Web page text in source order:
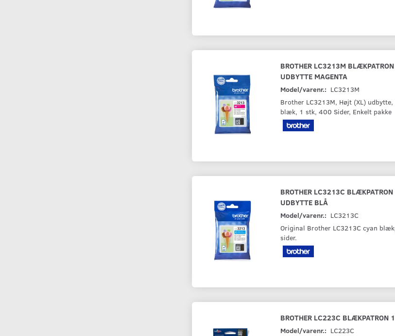
BROTHER LC3213M
UDBYTTE MAGENTA
Model/varenr.: LC3213M
Brother LC3213M, Højt (XL)
blæk, 1 stk, 400 Sider, Enkelt pakke
BROTHER LC3213C
UDBYTTE BLÅ
Model/varenr.: LC3213C
Original Brother LC3213C cyan
sider.
BROTHER LC223C BLÆKPATRON
Model/varenr.: LC223C